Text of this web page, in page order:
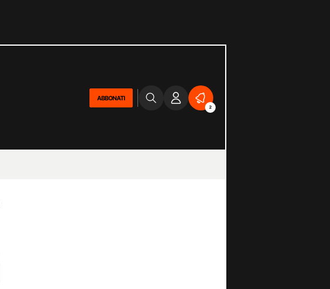
ABBONATI
2